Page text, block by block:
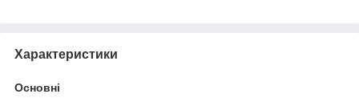
Характеристики
Основні